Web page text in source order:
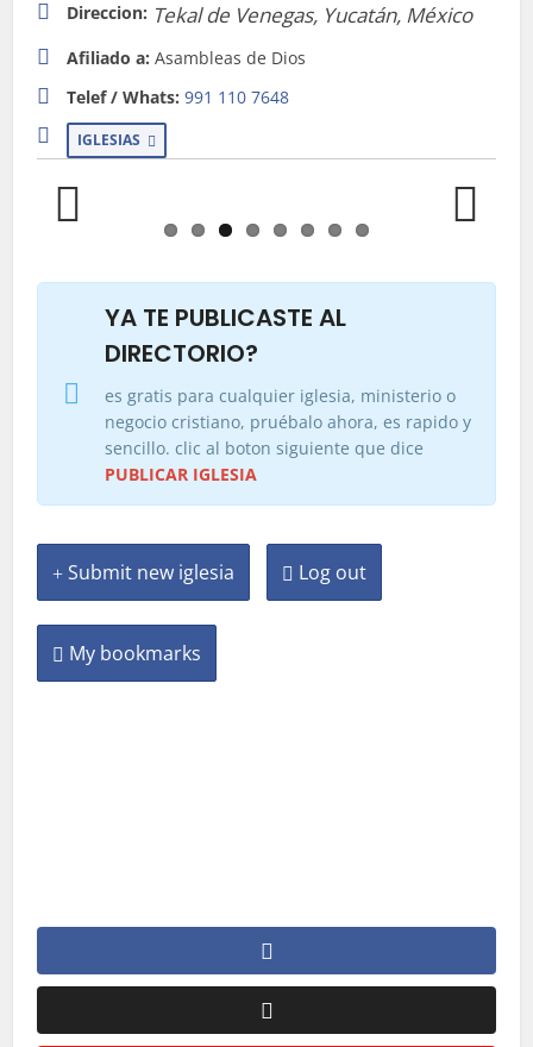
Direccion: Tekal de Venegas, Yucatán, México
Afiliado a: Asambleas de Dios
Telef / Whats: 991 110 7648
IGLESIAS
YA TE PUBLICASTE AL
DIRECTORIO?
es gratis para cualquier iglesia, ministerio o
negocio cristiano, pruébalo ahora, es rapido y
sencillo. clic al boton siguiente que dice
PUBLICAR IGLESIA
Submit new iglesia Log out
My bookmarks